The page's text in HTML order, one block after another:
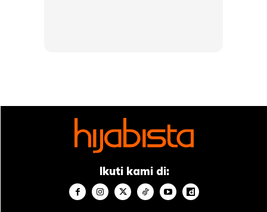
Walaupun sudah memperoleh ijazah sarjana muda
(kepujian), Najwa tetap mahu menyambung pengajian di
peringkat lebih tinggi. Rupa-rupanya sejak September lalu,
dia telahpun meneruskan pengajian peringkat Sarjana
Ikuti kami di: